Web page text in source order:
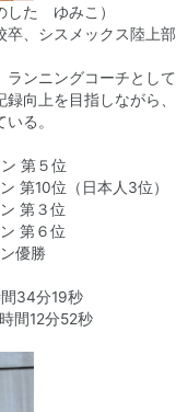
た ゆみこ）
卒、シスメックス陸上
ンニングコーチとして
録向上を目指しながら
る。
第５位
第10位（日本人3位）
第３位
第６位
優勝
34分19秒
間12分52秒